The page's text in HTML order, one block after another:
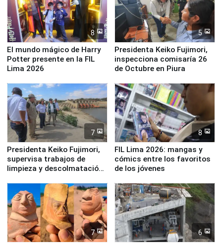
8
El mundo mágico de Harry
Potter presente en la FIL
Lima 2026
5
Presidenta Keiko Fujimori,
inspecciona comisaría 26
de Octubre en Piura
7
Presidenta Keiko Fujimori,
supervisa trabajos de
limpieza y descolmatación
8
FIL Lima 2026: mangas y
cómics entre los favoritos
de los jóvenes
7 6